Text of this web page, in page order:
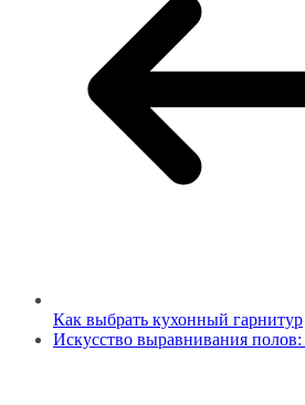
Как выбрать кухонный гарнитур
Искусство выравнивания